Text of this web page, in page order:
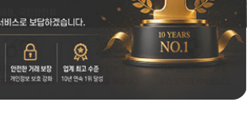
입금확인이 안되는 상황을 대비해 꼭 입금후 고객센터 연락바랍니다.
연휴]설 연휴 배송 및 휴무 안내